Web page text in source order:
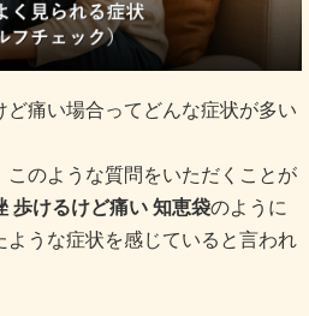
ど痛い場合ってどんな症状が多い
のような質問をいただくことが
歩けるけど痛い 知恵袋のように
うな症状を感じていると言われ